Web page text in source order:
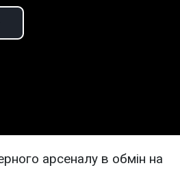
арсеналу в обмін на